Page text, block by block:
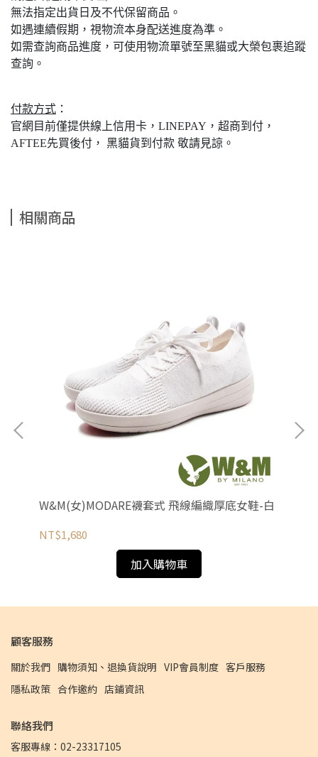
無法指定出貨日及不代保留商品。
如遇連續假期，視物流本身配送進度為準。
如需查詢商品進度，可使用物流單號至黑貓或大榮包裹追蹤
查詢。
付款方式 ：
官網目前僅提供線上信用卡，LINEPAY，超商到付，
AFTEE先買後付， 黑貓貨到付款 敬請見諒。
相關商品
W&M(女)MODARE襪套式 飛線編織厚底女鞋-白
NT$1,680
加入購物車
顧客服務
關於我們 購物須知、退換貨說明 VIP會員制度 客戶服務
隱私政策 合作邀約 店鋪資訊
聯絡我們
客服專線：02-23317105